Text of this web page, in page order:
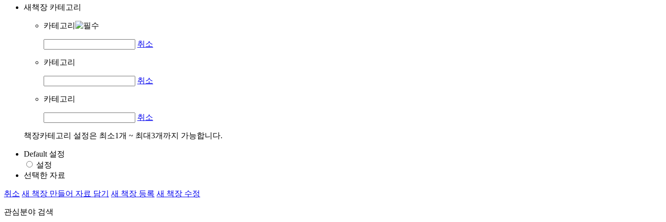
새책장 카테고리
카테고리
취소
카테고리
취소
카테고리
취소
책장카테고리 설정은 최소1개 ~ 최대3개까지 가능합니다.
Default 설정
설정
선택한 자료
취소 새 책장 만들어 자료 담기 새 책장 등록 새 책장 수정
관심분야 검색